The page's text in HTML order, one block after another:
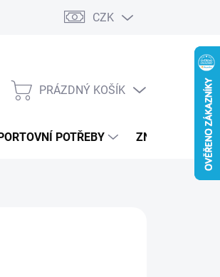
CZK
NÁKUPNÍ
PRÁZDNÝ KOŠÍK
POTŘEBY ZNAČKY